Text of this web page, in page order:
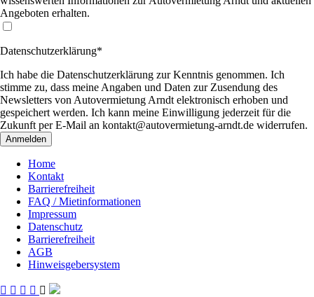
Angeboten erhalten.
Datenschutzerklärung*
Ich habe die Datenschutzerklärung zur Kenntnis genommen. Ich
stimme zu, dass meine Angaben und Daten zur Zusendung des
Newsletters von Autovermietung Arndt elektronisch erhoben und
gespeichert werden. Ich kann meine Einwilligung jederzeit für die
Zukunft per E-Mail an kontakt@autovermietung-arndt.de widerrufen.
Anmelden
Home
Kontakt
Barrierefreiheit
FAQ / Mietinformationen
Impressum
Datenschutz
Barrierefreiheit
AGB
Hinweisgebersystem